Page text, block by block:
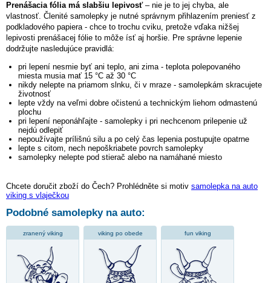
Prenášacia fólia má slabšiu lepivosť– nie je to jej chyba, ale
vlastnosť. Členité samolepky je nutné správnym přihlazením preniesť z
podkladového papiera - chce to trochu cviku, pretože vďaka nižšej
lepivosti prenášacej fólie to môže ísť aj horšie. Pre správne lepenie
dodržujte nasledujúce pravidlá:
pri lepení nesmie byť ani teplo, ani zima - teplota polepovaného
miesta musia mať 15 °C až 30 °C
nikdy nelepte na priamom slnku, či v mraze - samolepkám skracujete
životnosť
lepte vždy na veľmi dobre očistenú a technickým liehom odmastenú
plochu
pri lepení neponáhľajte - samolepky i pri nechcenom prilepenie už
nejdú odlepiť
nepoužívajte prílišnú silu a po celý čas lepenia postupujte opatrne
lepte s citom, nech nepoškriabete povrch samolepky
samolepky nelepte pod stierač alebo na namáhané miesto
Chcete doručit zboží do Čech? Prohlédněte si motiv samolepka na auto
viking s vlaječkou
Podobné samolepky na auto:
zranený viking viking po obede fun viking